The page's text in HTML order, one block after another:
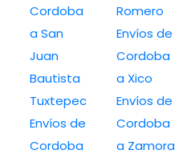
Cordoba
a San
Juan
Bautista
Tuxtepec
Envíos de
Cordoba
Romero
Envíos de
Cordoba
a Xico
Envíos de
Cordoba
a Zamora